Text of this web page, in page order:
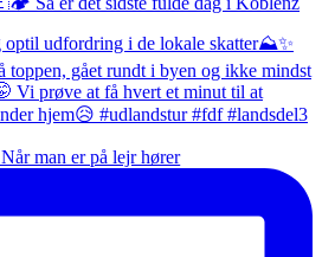
Når man er på lejr hører